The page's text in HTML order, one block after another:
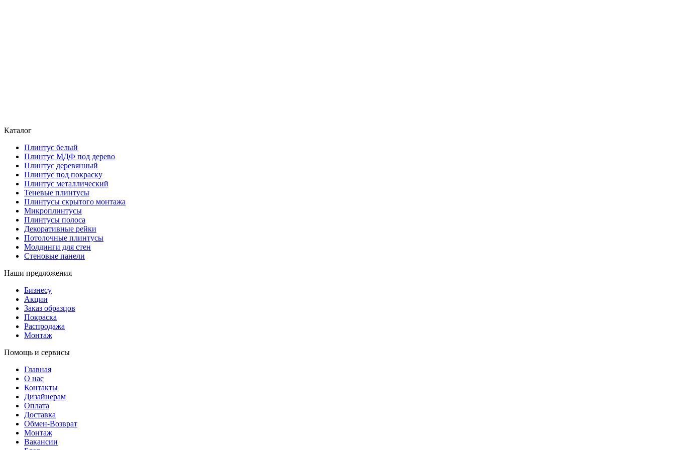
Каталог
Плинтус белый
Плинтус МДФ под дерево
Плинтус деревянный
Плинтус под покраску
Плинтус металлический
Теневые плинтусы
Плинтусы скрытого монтажа
Микроплинтусы
Плинтусы полоса
Декоративные рейки
Потолочные плинтусы
Молдинги для стен
Стеновые панели
Наши предложения
Бизнесу
Акции
Заказ образцов
Покраска
Распродажа
Монтаж
Помощь и сервисы
Главная
О нас
Контакты
Дизайнерам
Оплата
Доставка
Обмен-Возврат
Монтаж
Вакансии